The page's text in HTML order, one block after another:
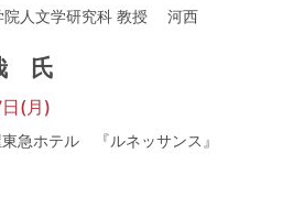
院人文学研究科 教授 河西
氏
(月)
急ホテル 『ルネッサンス』